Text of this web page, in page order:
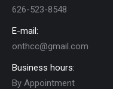
626-523-8548
E-mail:
onthcc@gmail.com
Business hours:
By Appointment